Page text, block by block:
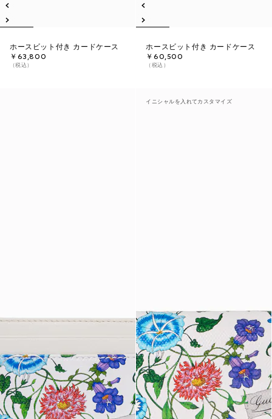
ホースビット付き カードケース
￥63,800
（税込）
ホースビット付き カードケース
￥60,500
（税込）
イニシャルを入れてカスタマイズ